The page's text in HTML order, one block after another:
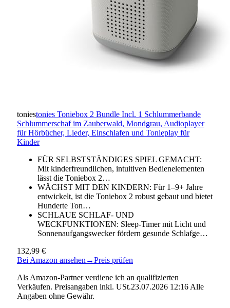
toniestonies Toniebox 2 Bundle Incl. 1 Schlummerbande
Schlummerschaf im Zauberwald, Mondgrau, Audioplayer
für Hörbücher, Lieder, Einschlafen und Tonieplay für
Kinder
FÜR SELBSTSTÄNDIGES SPIEL GEMACHT:
Mit kinderfreundlichen, intuitiven Bedienelementen
lässt die Toniebox 2…
WÄCHST MIT DEN KINDERN: Für 1–9+ Jahre
entwickelt, ist die Toniebox 2 robust gebaut und bietet
Hunderte Ton…
SCHLAUE SCHLAF- UND
WECKFUNKTIONEN: Sleep-Timer mit Licht und
Sonnenaufgangswecker fördern gesunde Schlafge…
132,99 €
Bei Amazon ansehen →Preis prüfen
Als Amazon-Partner verdiene ich an qualifizierten
Verkäufen. Preisangaben inkl. USt.23.07.2026 12:16 Alle
Angaben ohne Gewähr.